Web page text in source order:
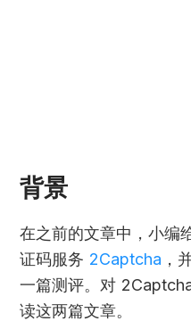
背景
在之前的文章中，小编
证码服务 2Captcha ，
一篇测评。对
读这两篇文章。